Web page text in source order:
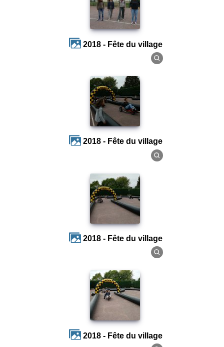
2018 - Fête du village
2018 - Fête du village
2018 - Fête du village
2018 - Fête du village